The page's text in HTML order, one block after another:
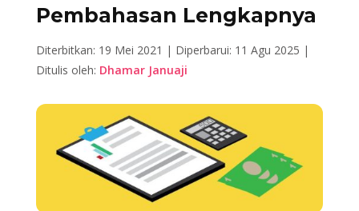
Pembahasan Lengkapnya
Diterbitkan: 19 Mei 2021 | Diperbarui: 11 Agu 2025 |
Ditulis oleh: Dhamar Januaji